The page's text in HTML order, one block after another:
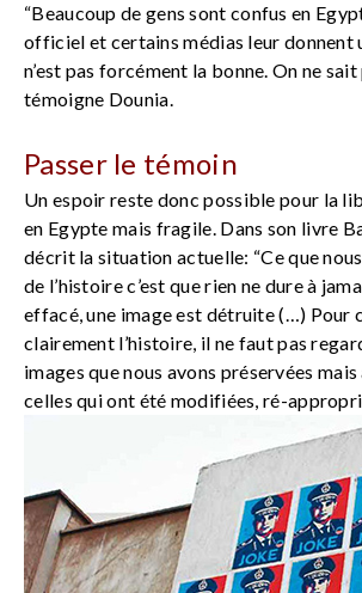
“Beaucoup de gens sont confus en
officiel et certains médias leur donnent
n’est pas forcément la bonne. On ne
témoigne Dounia.
Passer le témoin
Un espoir reste donc possible pour la
en Egypte mais fragile. Dans son livre
décrit la situation actuelle: “Ce que
de l’histoire c’est que rien ne dure à
effacé, une image est détruite (…) Pour
clairement l’histoire, il ne faut pas
images que nous avons préservées
celles qui ont été modifiées, ré-